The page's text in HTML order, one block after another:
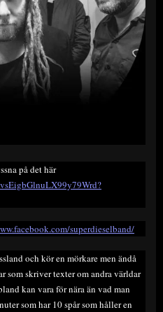
på det här
superdieselband/
och kör en mörkare men ändå
som skriver texter om andra världar
kan vara för nära än vad man
som har 10 spår som håller en